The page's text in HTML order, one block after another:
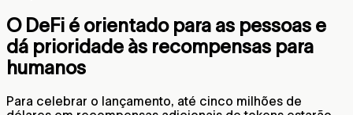
O DeFi é orientado para as pessoas e
dá prioridade às recompensas para
humanos
Para celebrar o lançamento, até cinco milhões de